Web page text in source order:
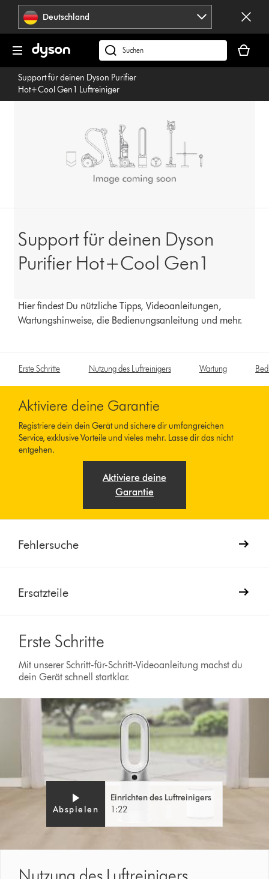
Navigation
überspringenDeutschland
dyson.de
durchsuchen
ist
Support für deinen Dyson Purifier
Hot+Cool Gen1 Luftreiniger
Support für deinen Dyson
Purifier Hot+Cool Gen1
Hier findest Du nützliche Tipps, Videoanleitungen,
Wartungshinweise, die Bedienungsanleitung und mehr.
Erste Schritte Nutzung des Luftreinigers Wartung
Aktiviere deine Garantie
Registriere dein dein Gerät und sichere dir umfangreichen
Service, exklusive Vorteile und vieles mehr. Lasse dir das nicht
entgehen.
Aktiviere deine
Garantie
Fehlersuche
Ersatzteile
Erste Schritte
Mit unserer Schritt-für-Schritt-Videoanleitung machst du
dein Gerät schnell startklar.
Abspielen
Einrichten des Luftreinigers
1:22